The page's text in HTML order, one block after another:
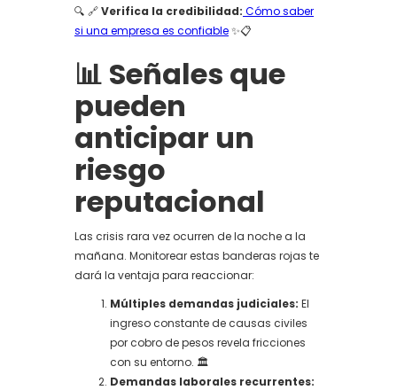
🔍 🔗Verifica la credibilidad: Cómo saber
si una empresa es confiable✨📋
📊 Señales que
pueden
anticipar un
riesgo
reputacional
Las crisis rara vez ocurren de la noche a la
mañana. Monitorear estas banderas rojas te
dará la ventaja para reaccionar:
Múltiples demandas judiciales: El
ingreso constante de causas civiles
por cobro de pesos revela fricciones
con su entorno. 🏛️
Demandas laborales recurrentes: